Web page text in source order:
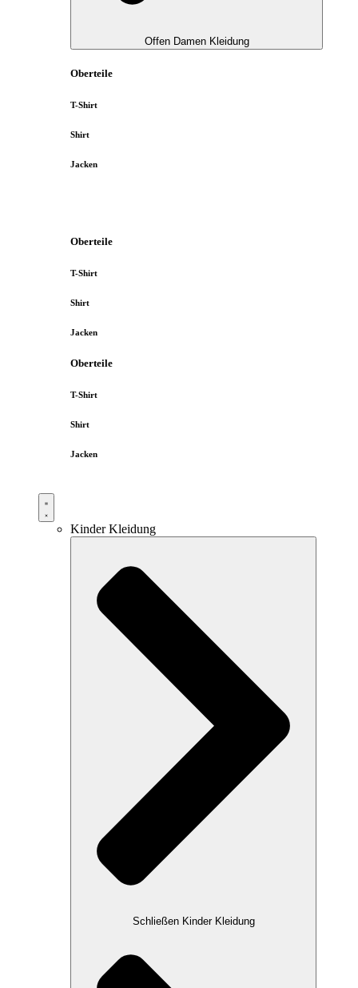
Offen Damen Kleidung
Oberteile
T-Shirt
Shirt
Jacken
Oberteile
T-Shirt
Shirt
Jacken
Oberteile
T-Shirt
Shirt
Jacken
Kinder Kleidung
Schließen Kinder Kleidung